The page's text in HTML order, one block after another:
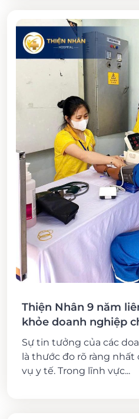
Thiện Nhân 9 năm
khỏe doanh nghiệp
Sự tin tưởng của các
là thước đo rõ ràng
vụ y tế. Trong lĩnh vực...